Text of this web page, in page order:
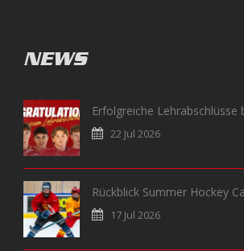
NEWS
Erfolgreiche Lehrabschlüsse
22 Jul 2026
Rückblick Summer Hockey
17 Jul 2026